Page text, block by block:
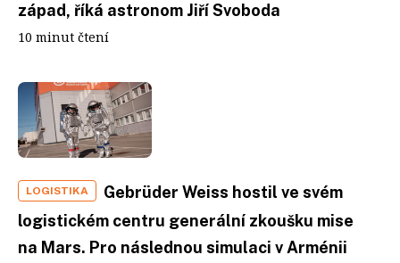
západ, říká astronom Jiří Svoboda
10 minut čtení
LOGISTIKA
Gebrüder Weiss hostil ve svém
logistickém centru generální zkoušku mise
na Mars. Pro následnou simulaci v Arménii